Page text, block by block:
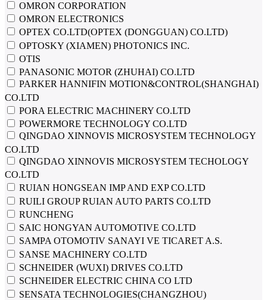
OMRON CORPORATION
OMRON ELECTRONICS
OPTEX CO.LTD(OPTEX (DONGGUAN) CO.LTD)
OPTOSKY (XIAMEN) PHOTONICS INC.
OTIS
PANASONIC MOTOR (ZHUHAI) CO.LTD
PARKER HANNIFIN MOTION&CONTROL(SHANGHAI)
CO.LTD
PORA ELECTRIC MACHINERY CO.LTD
POWERMORE TECHNOLOGY CO.LTD
QINGDAO XINNOVIS MICROSYSTEM TECHNOLOGY
CO.LTD
QINGDAO XINNOVIS MICROSYSTEM TECHOLOGY
CO.LTD
RUIAN HONGSEAN IMP AND EXP CO.LTD
RUILI GROUP RUIAN AUTO PARTS CO.LTD
RUNCHENG
SAIC HONGYAN AUTOMOTIVE CO.LTD
SAMPA OTOMOTIV SANAYI VE TICARET A.S.
SANSE MACHINERY CO.LTD
SCHNEIDER (WUXI) DRIVES CO.LTD
SCHNEIDER ELECTRIC CHINA CO LTD
SENSATA TECHNOLOGIES(CHANGZHOU)